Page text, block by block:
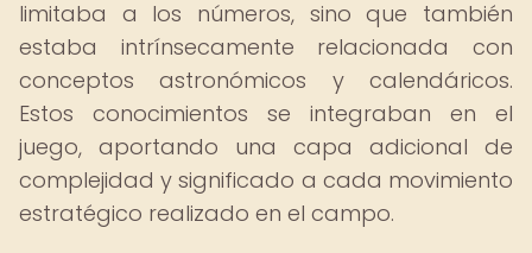
limitaba a los números, sino que también
estaba intrínsecamente relacionada con
conceptos astronómicos y calendáricos.
Estos conocimientos se integraban en el
juego, aportando una capa adicional de
complejidad y significado a cada movimiento
estratégico realizado en el campo.